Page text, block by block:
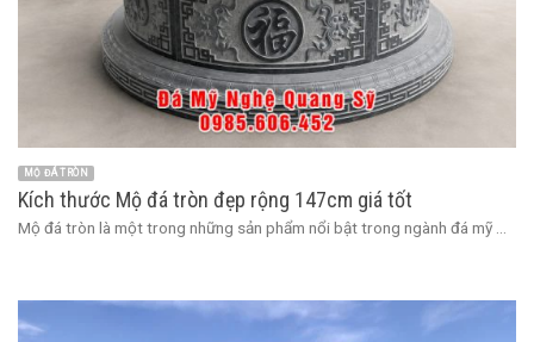
MỘ ĐÁ TRÒN
Kích thước Mộ đá tròn đẹp rộng 147cm giá tốt
Mộ đá tròn là một trong những sản phẩm nổi bật trong ngành đá mỹ ...